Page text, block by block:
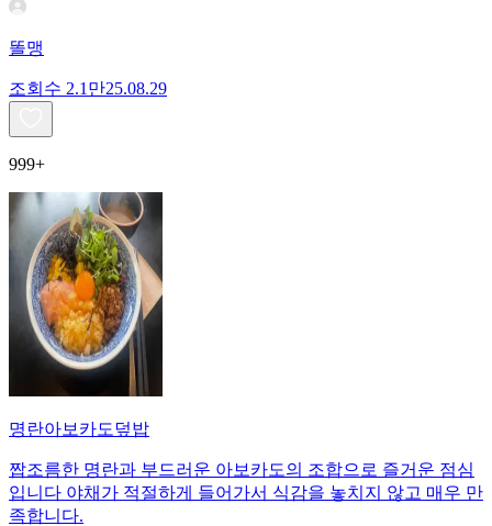
똘맹
조회수 2.1만25.08.29
999+
명란아보카도덮밥
짭조름한 명란과 부드러운 아보카도의 조합으로 즐거운 점심
입니다 야채가 적절하게 들어가서 식감을 놓치지 않고 매우 만
족합니다.